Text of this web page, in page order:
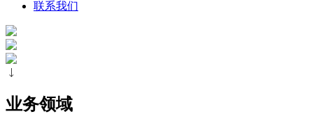
联系我们
业务领域